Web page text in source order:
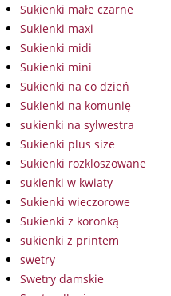
Sukienki małe czarne
Sukienki maxi
Sukienki midi
Sukienki mini
Sukienki na co dzień
Sukienki na komunię
sukienki na sylwestra
Sukienki plus size
Sukienki rozkloszowane
sukienki w kwiaty
Sukienki wieczorowe
Sukienki z koronką
sukienki z printem
swetry
Swetry damskie